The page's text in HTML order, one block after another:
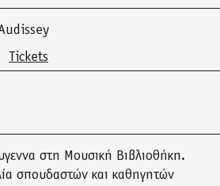
Tickets
στη Μουσική Βιβλιοθήκη.
σπουδαστών και καθηγητών